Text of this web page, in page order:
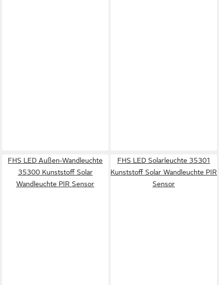
FHS LED Außen-Wandleuchte
35300 Kunststoff Solar
Wandleuchte PIR Sensor
FHS LED Solarleuchte 35301
Kunststoff Solar Wandleuchte PIR
Sensor